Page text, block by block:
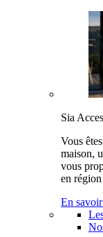
Sia
Vous
maison,
vous
en
En